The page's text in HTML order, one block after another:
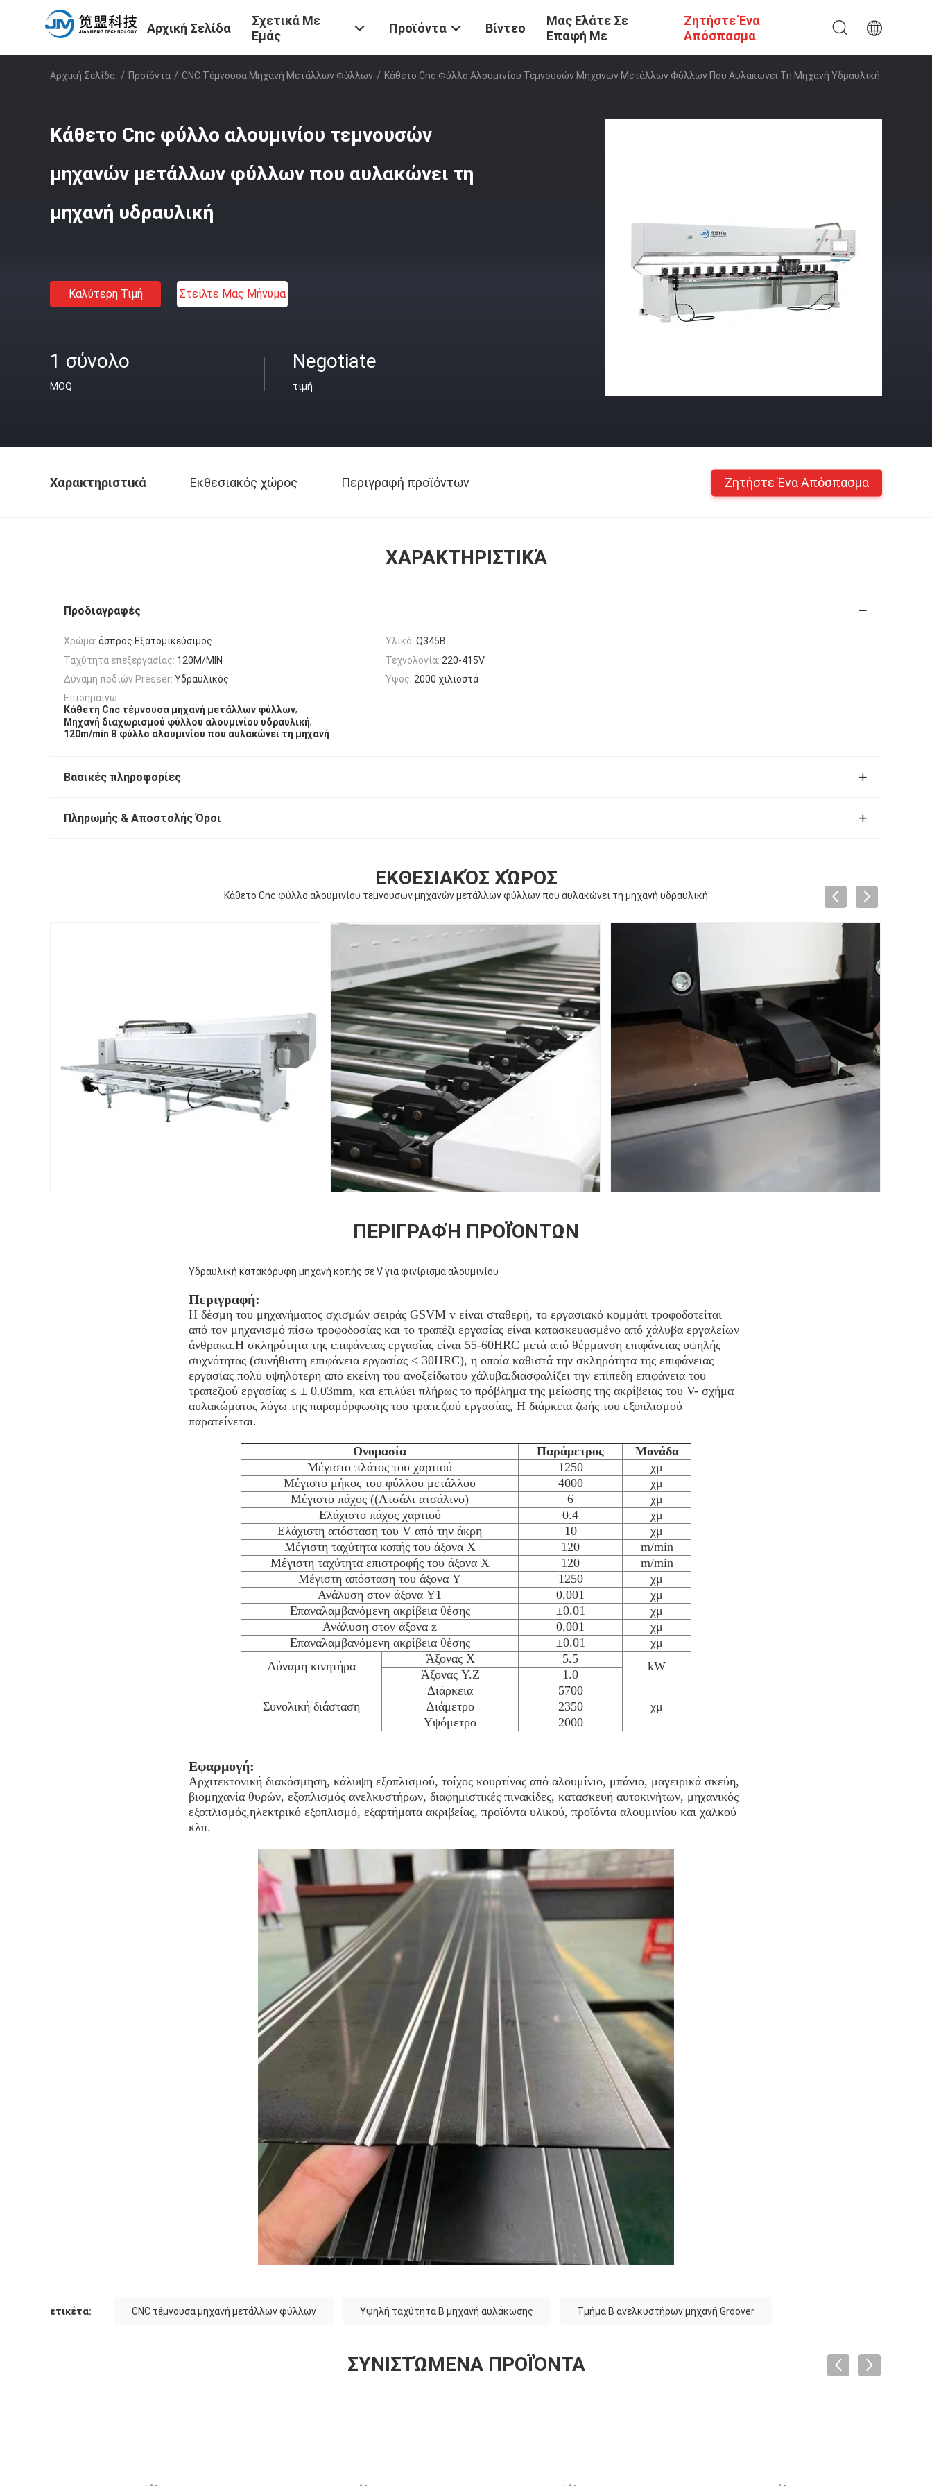
Αρχική Σελίδα
Σχετικά Με
Εμάς
Προϊόντα Βίντεο
Μας Ελάτε Σε
Επαφή Με
Ζητήστε Ένα
Απόσπασμα
Αρχική Σελίδα / Προϊόντα / CNC Τέμνουσα Μηχανή Μετάλλων Φύλλων / Κάθετο Cnc Φύλλο Αλουμινίου Τεμνουσών Μηχανών Μετάλλων Φύλλων Που Αυλακώνει Τη Μηχανή Υδραυλική
Κάθετο Cnc φύλλο αλουμινίου τεμνουσών
μηχανών μετάλλων φύλλων που αυλακώνει τη
μηχανή υδραυλική
Καλύτερη Τιμή Στείλτε Μας Μήνυμα
1 σύνολο
MOQ
Negotiate
τιμή
Χαρακτηριστικά Εκθεσιακός χώρος Περιγραφή προϊόντων Ζητήστε Ένα Απόσπασμα
ΧΑΡΑΚΤΗΡΙΣΤΙΚΆ
Προδιαγραφές
Χρώμα: άσπρος Εξατομικεύσιμος Υλικό: Q345B
Ταχύτητα επεξεργασίας: 120M/MIN Τεχνολογία: 220-415V
Δύναμη ποδιών Presser: Υδραυλικός Ύψος: 2000 χιλιοστά
Επισημαίνω:
Κάθετη Cnc τέμνουσα μηχανή μετάλλων φύλλων,
Μηχανή διαχωρισμού φύλλου αλουμινίου υδραυλική,
120m/min Β φύλλο αλουμινίου που αυλακώνει τη μηχανή
Βασικές πληροφορίες
Πληρωμής & Αποστολής Όροι
ΕΚΘΕΣΙΑΚΌΣ ΧΏΡΟΣ
Κάθετο Cnc φύλλο αλουμινίου τεμνουσών μηχανών μετάλλων φύλλων που αυλακώνει τη μηχανή υδραυλική
ΠΕΡΙΓΡΑΦΉ ΠΡΟΪΌΝΤΩΝ
Υδραυλική κατακόρυφη μηχανή κοπής σε V για φινίρισμα αλουμινίου
Περιγραφή:
Η δέσμη του μηχανήματος σχισμών σειράς GSVM v είναι σταθερή, το εργασιακό κομμάτι τροφοδοτείται
από τον μηχανισμό πίσω τροφοδοσίας και το τραπέζι εργασίας είναι κατασκευασμένο από χάλυβα εργαλείων
άνθρακα.Η σκληρότητα της επιφάνειας εργασίας είναι 55-60HRC μετά από θέρμανση επιφάνειας υψηλής
συχνότητας (συνήθιστη επιφάνεια εργασίας < 30HRC), η οποία καθιστά την σκληρότητα της επιφάνειας
εργασίας πολύ υψηλότερη από εκείνη του ανοξείδωτου χάλυβα.διασφαλίζει την επίπεδη επιφάνεια του
τραπεζιού εργασίας ≤ ± 0.03mm, και επιλύει πλήρως το πρόβλημα της μείωσης της ακρίβειας του V- σχήμα
αυλακώματος λόγω της παραμόρφωσης του τραπεζιού εργασίας, Η διάρκεια ζωής του εξοπλισμού
παρατείνεται.
Ονομασία Παράμετρος
Μονάδα
Μέγιστο πλάτος του χαρτιού
1250
χμ
Μέγιστο μήκος του φύλλου μετάλλου
4000
χμ
Μέγιστο πάχος ((Ατσάλι ατσάλινο)
6
χμ
Ελάχιστο πάχος χαρτιού
0.4
χμ
Ελάχιστη απόσταση του V από την άκρη
10
χμ
Μέγιστη ταχύτητα κοπής του άξονα Χ
120
m/min
Μέγιστη ταχύτητα επιστροφής του άξονα Χ
120
m/min
Μέγιστη απόσταση του άξονα Y
1250
χμ
Ανάλυση στον άξονα Y1
0.001
χμ
Επαναλαμβανόμενη ακρίβεια θέσης
±0.01
χμ
Ανάλυση στον άξονα z
0.001
χμ
Επαναλαμβανόμενη ακρίβεια θέσης
±0.01
χμ
Δύναμη κινητήρα
Άξονας Χ 5.5
kW
Άξονας Y.Z 1.0
Συνολική διάσταση
Διάρκεια
5700
χμ
Διάμετρο
2350
Υψόμετρο
2000
Εφαρμογή:
Αρχιτεκτονική διακόσμηση, κάλυψη εξοπλισμού, τοίχος κουρτίνας από αλουμίνιο, μπάνιο, μαγειρικά σκεύη,
βιομηχανία θυρών, εξοπλισμός ανελκυστήρων, διαφημιστικές πινακίδες, κατασκευή αυτοκινήτων, μηχανικός
εξοπλισμός,ηλεκτρικό εξοπλισμό, εξαρτήματα ακριβείας, προϊόντα υλικού, προϊόντα αλουμινίου και χαλκού
κλπ.
ετικέτα: CNC τέμνουσα μηχανή μετάλλων φύλλων Υψηλή ταχύτητα Β μηχανή αυλάκωσης Τμήμα Β ανελκυστήρων μηχανή Groover
ΣΥΝΙΣΤΏΜΕΝΑ ΠΡΟΪΌΝΤΑ